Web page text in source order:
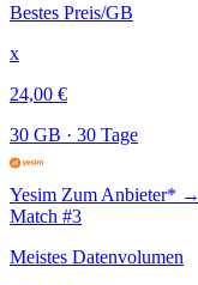
Bestes Preis/GB
x
24,00 €
30 GB · 30 Tage
Yesim Zum Anbieter* →
Match #3
Meistes Datenvolumen